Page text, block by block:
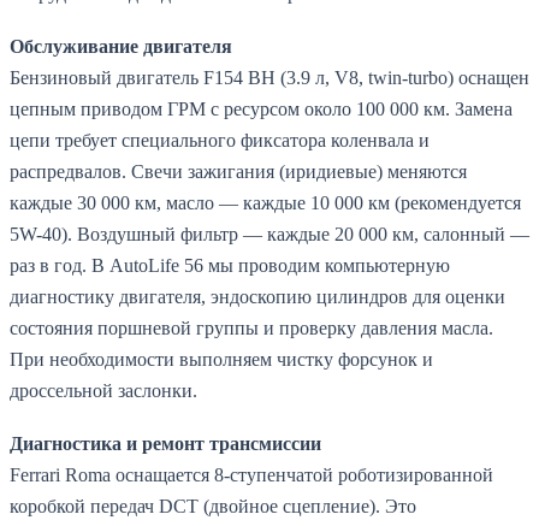
Обслуживание двигателя
Бензиновый двигатель F154 BH (3.9 л, V8, twin-turbo) оснащен
цепным приводом ГРМ с ресурсом около 100 000 км. Замена
цепи требует специального фиксатора коленвала и
распредвалов. Свечи зажигания (иридиевые) меняются
каждые 30 000 км, масло — каждые 10 000 км (рекомендуется
5W-40). Воздушный фильтр — каждые 20 000 км, салонный —
раз в год. В AutoLife 56 мы проводим компьютерную
диагностику двигателя, эндоскопию цилиндров для оценки
состояния поршневой группы и проверку давления масла.
При необходимости выполняем чистку форсунок и
дроссельной заслонки.
Диагностика и ремонт трансмиссии
Ferrari Roma оснащается 8-ступенчатой роботизированной
коробкой передач DCT (двойное сцепление). Это